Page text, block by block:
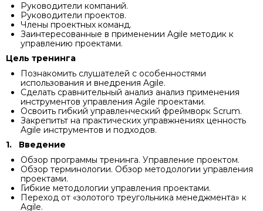
Руководители компаний.
Руководители проектов.
Члены проектных команд.
Заинтересованные в применении Agile методик к
управлению проектами.
Цель тренинга
Познакомить слушателей с особенностями
использования и внедрения Agile.
Сделать сравнительный анализ анализ применения
инструментов управления Agile проектами.
Освоить гибкий управленческий фреймворк Scrum.
Закрепитьт на практических управжнениях ценность
Agile инструментов и подходов.
1. Введение
Обзор программы тренинга. Управление проектом.
Обзор терминологии. Обзор методологии управления
проектами.
Гибкие методологии управления проектами.
Переход от «золотого треугольника менеджмента» к
Agile.